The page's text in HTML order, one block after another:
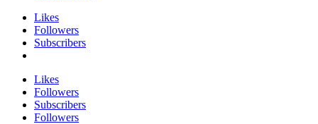
Likes
Followers
Subscribers
Likes
Followers
Subscribers
Followers